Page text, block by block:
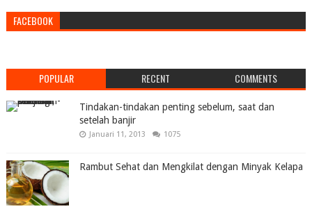
FACEBOOK
POPULAR RECENT COMMENTS
Tindakan-tindakan penting sebelum, saat dan
setelah banjir
Januari 11, 2013 1075
Rambut Sehat dan Mengkilat dengan Minyak Kelapa